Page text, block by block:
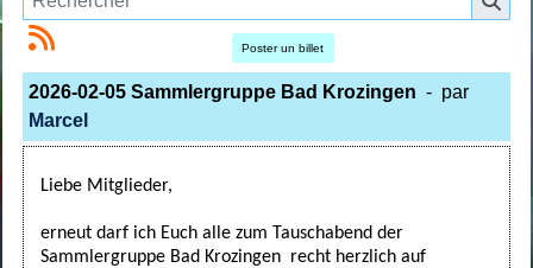
Poster un billet
2026-02-05 Sammlergruppe Bad Krozingen - par
Marcel
Liebe Mitglieder,
erneut darf ich Euch alle zum Tauschabend der
Sammlergruppe Bad Krozingen recht herzlich auf